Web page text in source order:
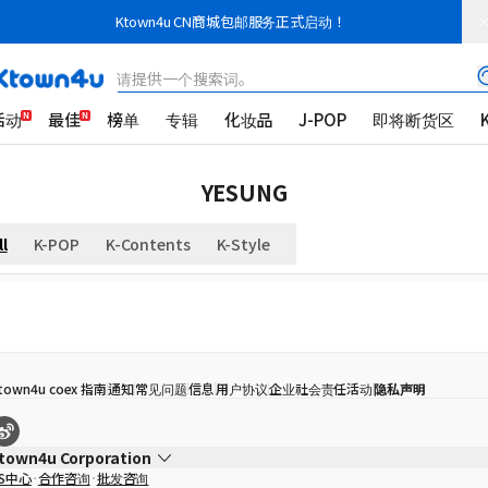
Ktown4u CN商城包邮服务正式启动！
请提供一个搜索词。
动 最佳 榜单 专辑 化妆品 J-POP 即将断货区
YESUNG
K-POP K-Contents K-Style
coex 指南通知常见问题信息用户协议企业社会责任活动隐私声明
Corporation
中心 合作咨询 批发咨询